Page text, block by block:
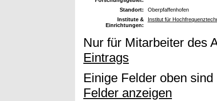
Standort:
Oberpfaffenhofen
Institute &
Einrichtungen:
Institut für
Nur für Mitarbeiter des
Eintrags
Einige Felder oben
Felder anzeigen